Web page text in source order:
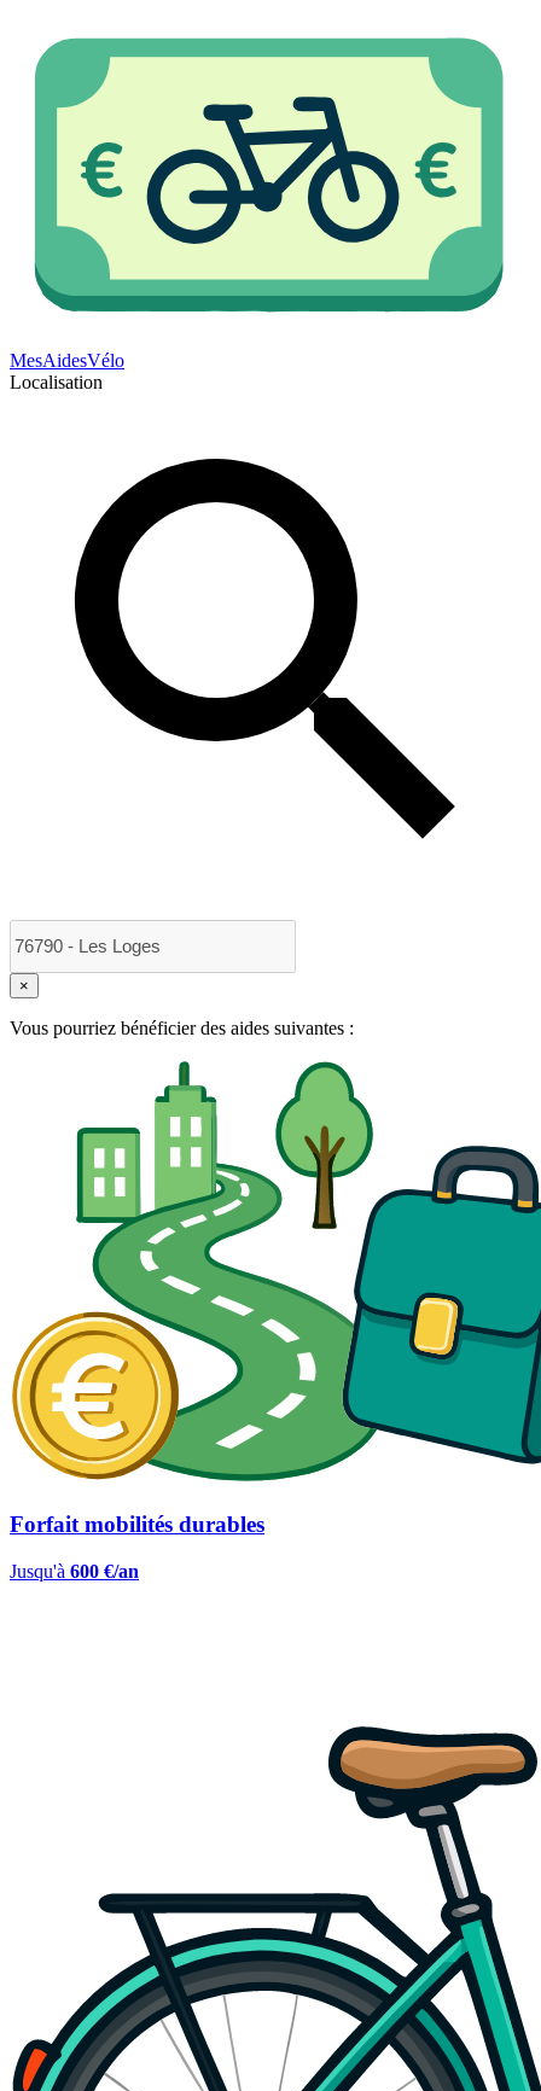
MesAidesVélo
Localisation
×
Vous pourriez bénéficier des aides suivantes :
Forfait mobilités durables
Jusqu'à 600 €/an